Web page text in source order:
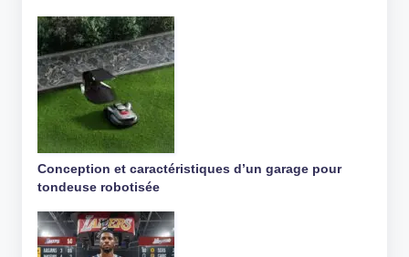
Conception et caractéristiques d’un garage pour
tondeuse robotisée